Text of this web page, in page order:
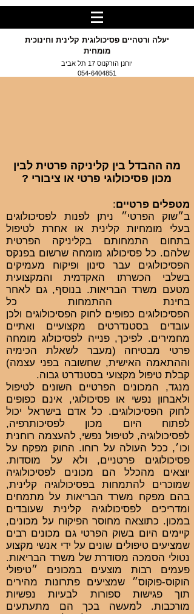
יעלה ורטהיים פסיכולוגית קלינית וחינוכית
מומחית
יוחנן הורקנוס 17 תל אביב
054-6404851
מה ההבדל בין קליניקה פרטית לבין
מכון פסיכולוגי פרטי או ציבורי ?
מטפלים פרטיים:
ב״שוק הפרטי״ ניתן לפנות לפסיכולוגים
בעלי מומחיות קלינית או אחרת לטיפול
בתחום התמחותם בקליניקה הפרטית
שלהם. כל פסיכולוג מומחה שרשום בפנקס
הפסיכולוגים עבר סינון ופיקוח מעמיקים
בשלבי הכשרתו האקדמית והמקצועית
מטעם משרד הבריאות. בנוסף, גם לאחר
בחינת ההתמחות כל
הפסיכולוגים כפופים לחוק הפסיכולוגים ולכן
עובדים בסטנדרטים מקצועיים ואתיים
מחמירים. לפיכך, פנייה לפסיכולוג מומחה
פרטי מבטיחה (מעבר לשאלת הכימיה
וההתאמה האישית, שחשובה בפני עצמה)
קבלת טיפול מקצועי בסטנדרט גבוה.
מנגד, המכונים הפרטיים השונים לטיפול
ולאבחון נפשי או פסיכולוגי, אינם כפופים
לחוק הפסיכולוגים. כל אדם בישראל יכול
לפתוח היום מכון לפסיכותרפיה,
לפסיכולוגיה, לטיפול נפשי, להעצמה רוחנית
וכו׳, ככל העולה על רוחו. החוק מפקח על
פסיכולוגים פרטניים, ולא על מוסדות.
יוצאים מהכלל הם מכונים לפסיכולוגיה
שמוכרים להתמחות בפסיכולוגיה קלינית,
בהם מפקח משרד הבריאות על מתמחים
ומדריכים לפסיכולוגיה קלינית שעובדים
במכון. כתוצאה מחוסר הפיקוח על מכונים,
קיימים היום בשוק הפרטי גם מכונים רבים
שמציעים טיפולים שונים על ידי אנשי מקצוע
נטולי הסמכה מסודרת של משרד הבריאות.
פעמים רבות מוצעים במכונים ״טיפולי
הוקוס-פוקוס״ שמציעים פתרונות מהירים
תוך פגישות ספורות לבעיות נפשיות
מורכבות. למעשה בכך הם מתעתעים